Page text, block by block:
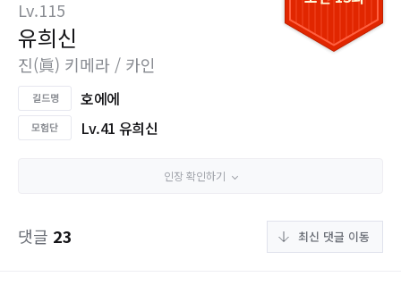
Lv.115
유희신
진(眞) 키메라 / 카인
호에에
Lv.41 유희신
인장 확인하기
댓글 23 최신 댓글 이동